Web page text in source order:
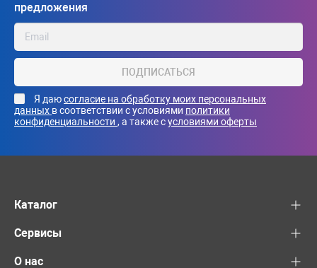
предложения
ПОДПИСАТЬСЯ
Я даюсогласие на обработку моих персональных
данных в соответствии с условиями политики
конфиденциальности , а также сусловиями оферты
Каталог
Сервисы
О нас